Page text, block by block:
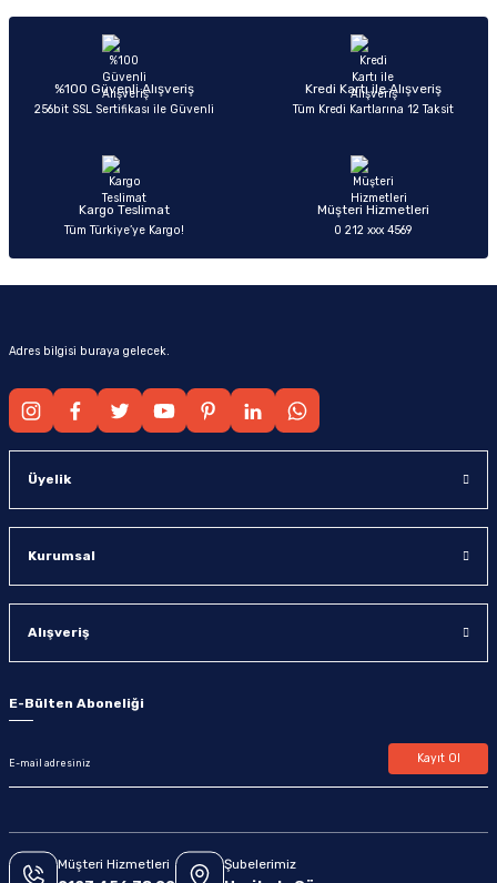
Ürün açıklamasında eksik bilgiler bulunuyor.
Ürün bilgilerinde hatalar bulunuyor.
Ürün fiyatı diğer sitelerden daha pahalı.
Sitemize ilk yorumu siz yapın!
%100 Güvenli Alışveriş
256bit SSL Sertifikası ile Güvenli
Kredi Kartı ile Alışveriş
Tüm Kredi Kartlarına 12 Taksit
Kargo Teslimat
Tüm Türkiye’ye Kargo!
Müşteri Hizmetleri
0 212 xxx 4569
Adres bilgisi buraya gelecek.
Üyelik
Kurumsal
Alışveriş
E-Bülten Aboneliği
Kayıt Ol
Müşteri Hizmetleri Şubelerimiz